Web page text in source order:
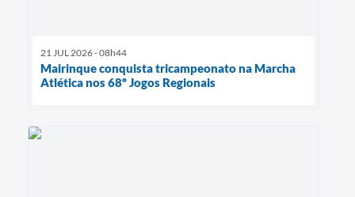
21 JUL 2026 - 08h44
Mairinque conquista tricampeonato na Marcha
Atlética nos 68º Jogos Regionais